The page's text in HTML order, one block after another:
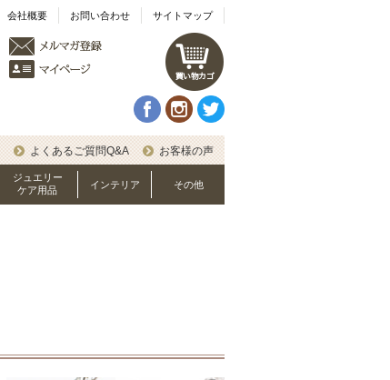
会社概要 お問い合わせ サイトマップ
よくあるご質問Q&A お客様の声
ジュエリー
ケア用品
インテリア その他